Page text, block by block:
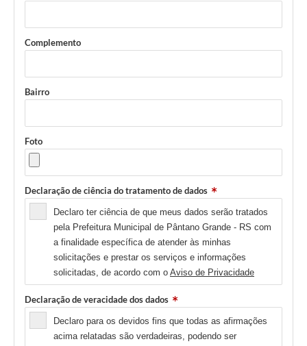
Complemento
Bairro
Foto
Declaração de ciência do tratamento de dados
Declaro ter ciência de que meus dados serão tratados
pela Prefeitura Municipal de Pântano Grande - RS com
a finalidade específica de atender às minhas
solicitações e prestar os serviços e informações
solicitadas, de acordo com o Aviso de Privacidade
Declaração de veracidade dos dados
Declaro para os devidos fins que todas as afirmações
acima relatadas são verdadeiras, podendo ser